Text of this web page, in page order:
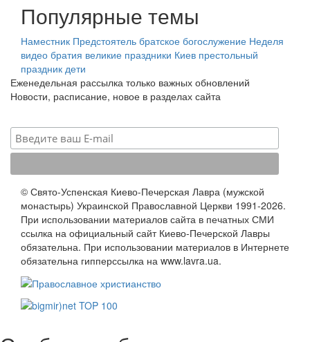
Популярные темы
Наместник Предстоятель братское богослужение Неделя
видео братия великие праздники Киев престольный
праздник дети
Еженедельная рассылка только важных обновлений
Новости, расписание, новое в разделах сайта
© Свято-Успенская Киево-Печерская Лавра (мужской
монастырь) Украинской Православной Церкви 1991-2026.
При использовании материалов сайта в печатных СМИ
ссылка на официальный сайт Киево-Печерской Лавры
обязательна. При использовании материалов в Интернете
обязательна гипперссылка на www.lavra.ua.